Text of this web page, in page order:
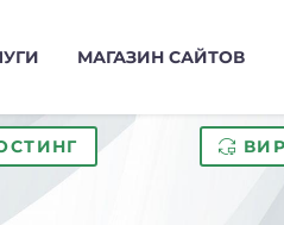
МАГАЗИН САЙТОВ